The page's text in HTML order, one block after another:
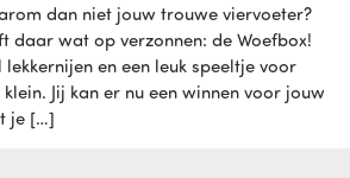
dan niet jouw trouwe viervoeter?
daar wat op verzonnen: de Woefbox!
en een leuk speeltje voor
Jij kan er nu een winnen voor jouw
je […]